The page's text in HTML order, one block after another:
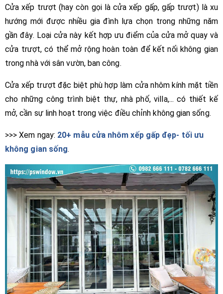
Cửa xếp trượt (hay còn gọi là cửa xếp gấp, gấp trượt) là xu
hướng mới được nhiều gia đình lựa chọn trong những năm
gần đây. Loại cửa này kết hợp ưu điểm của cửa mở quay và
cửa trượt, có thể mở rộng hoàn toàn để kết nối không gian
trong nhà với sân vườn, ban công.
Cửa xếp trượt đặc biệt phù hợp làm cửa nhôm kính mặt tiền
cho những công trình biệt thự, nhà phố, villa,... có thiết kế
mở, cần sự linh hoạt trong việc điều chỉnh không gian sống.
>>> Xem ngay: 20+ mẫu cửa nhôm xếp gấp đẹp- tối ưu
không gian sống.